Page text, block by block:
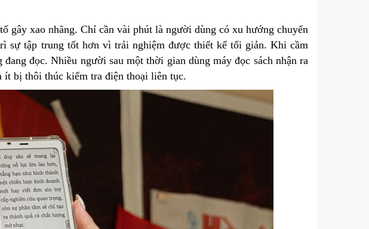
gây xao nhãng. Chỉ cần vài phút là người dùng có xu hướng chuyển
sự tập trung tốt hơn vì trải nghiệm được thiết kế tối giản. Khi cầm
đọc. Nhiều người sau một thời gian dùng máy đọc sách nhận ra
bị thôi thúc kiểm tra điện thoại liên tục.